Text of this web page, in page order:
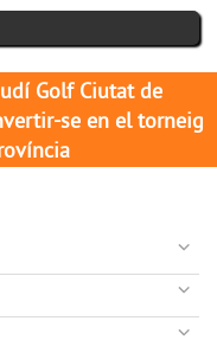
Golf Ciutat de
se en el torneig